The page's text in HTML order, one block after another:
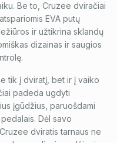
Be to, Cruzee dviračiai
EVA putų
ir užtikrina sklandų
dizainas ir saugios
tik į dviratį, bet ir į vaiko
padeda ugdyti
įgūdžius, paruošdami
Dėl savo
dviratis tarnaus ne